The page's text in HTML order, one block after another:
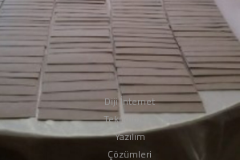
Diji İnternet
Teknoloji ve
Yazılım
Çözümleri